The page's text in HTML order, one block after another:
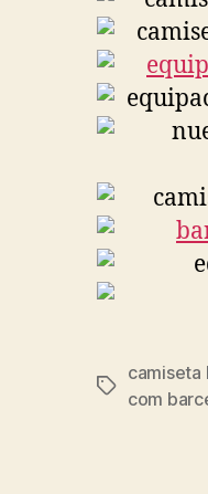
Etiquetas
camiseta
com